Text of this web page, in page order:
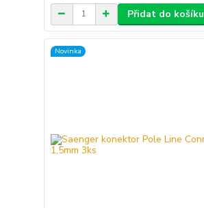
Přidat do košíku
Novinka